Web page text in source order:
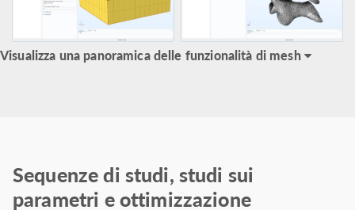
Visualizza una panoramica delle funzionalità di mesh
Sequenze di studi, studi sui
parametri e ottimizzazione